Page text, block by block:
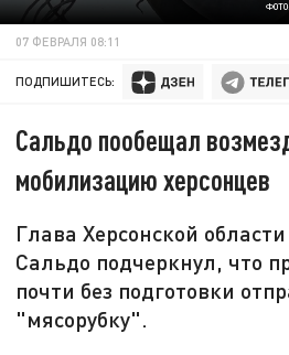
07 ФЕВРАЛЯ 08:11
ПОДПИШИТЕСЬ:
Сальдо пообещал
мобилизацию херсонцев
Глава Херсонской
Сальдо подчеркнул, что
почти без подготовки
"мясорубку".